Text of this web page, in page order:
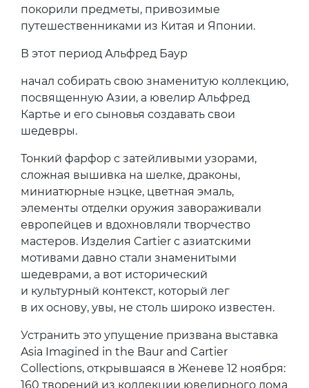
покорили предметы, привозимые
путешественниками из Китая и Японии.
В этот период Альфред Баур
начал собирать свою знаменитую коллекцию,
посвященную Азии, а ювелир Альфред
Картье и его сыновья создавать свои
шедевры.
Тонкий фарфор с затейливыми узорами,
сложная вышивка на шелке, драконы,
миниатюрные нэцке, цветная эмаль,
элементы отделки оружия завораживали
европейцев и вдохновляли творчество
мастеров. Изделия Cartier с азиатскими
мотивами давно стали знаменитыми
шедеврами, а вот исторический
и культурный контекст, который лег
в их основу, увы, не столь широко известен.
Устранить это упущение призвана выставка
Asia Imagined in the Baur and Cartier
Collections, открывшаяся в Женеве 12 ноября:
160 творений из коллекции ювелирного дома